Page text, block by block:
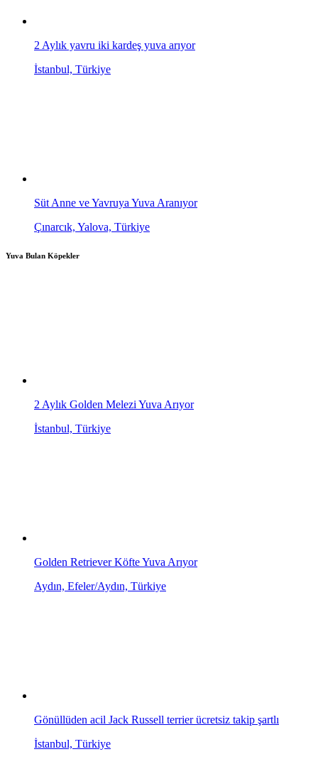
2 Aylık yavru iki kardeş yuva arıyor
İstanbul, Türkiye
Süt Anne ve Yavruya Yuva Aranıyor
Çınarcık, Yalova, Türkiye
Yuva Bulan Köpekler
2 Aylık Golden Melezi Yuva Arıyor
İstanbul, Türkiye
Golden Retriever Köfte Yuva Arıyor
Aydın, Efeler/Aydın, Türkiye
Gönüllüden acil Jack Russell terrier ücretsiz takip şartlı
İstanbul, Türkiye